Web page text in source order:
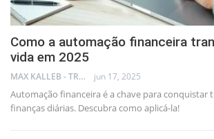
Como a automação financeira
vida em 2025
MAX KALLEB - TRADER jun 17, 2025
Automação financeira é a chave para conquistar
finanças diárias. Descubra como aplicá-la!